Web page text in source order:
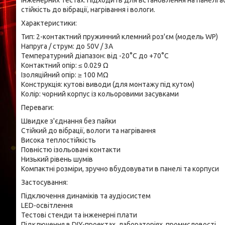
стійкість до вібрації, нагрівання і вологи.
Характеристики:
Тип: 2-контактний пружинний клемний роз'єм (модель WP)
Напруга / струм: до 50V / 3A
Температурний діапазон: від -20°C до +70°C
Контактний опір: ≤ 0.029 Ω
Ізоляційний опір: ≥ 100 MΩ
Конструкція: кутові виводи (для монтажу під кутом)
Колір: чорний корпус із кольоровими засувками
Переваги:
Швидке з'єднання без пайки
Стійкий до вібрації, вологи та нагрівання
Висока теплостійкість
Повністю ізольовані контакти
Низький рівень шумів
Компактні розміри, зручно вбудовувати в панелі та корпуси
Застосування:
Підключення динаміків та аудіосистем
LED-освітлення
Тестові стенди та інженерні плати